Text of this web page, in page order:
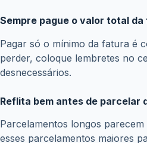
Pagar só o mínimo da fatura é
perder, coloque lembretes no
desnecessários.
Parcelamentos longos
esses parcelamentos maiores